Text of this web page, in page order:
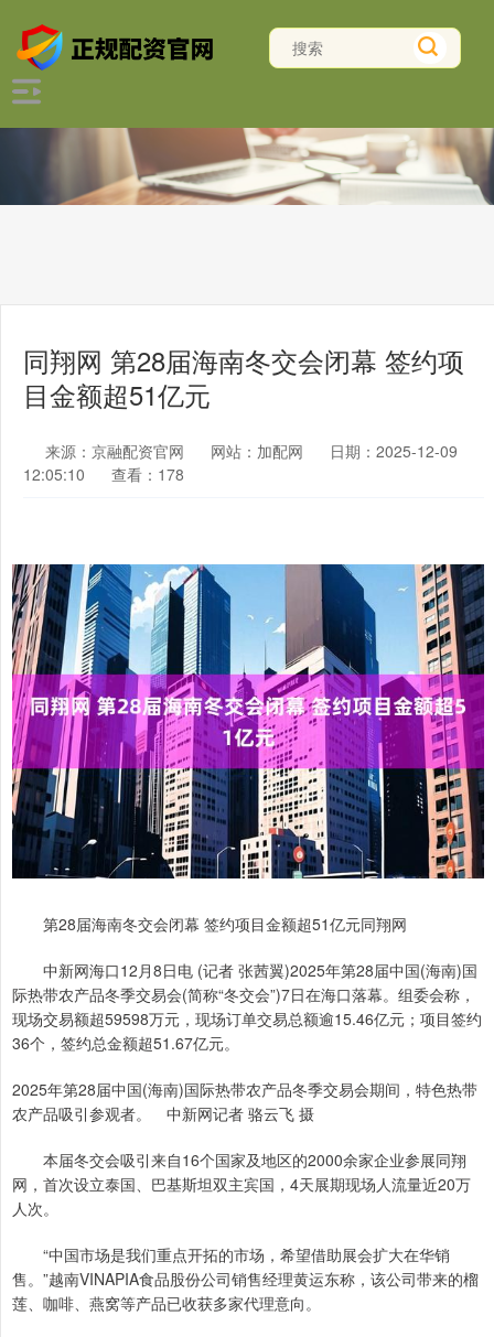
同翔网 第28届海南冬交会闭幕 签约项
目金额超51亿元
来源：京融配资官网 网站：加配网
日期：2025-12-09
12:05:10
查看：178
第28届海南冬交会闭幕 签约项目金额超51亿元同翔网
中新网海口12月8日电 (记者 张茜翼)2025年第28届中国(海南)国
际热带农产品冬季交易会(简称“冬交会”)7日在海口落幕。组委会称，
现场交易额超59598万元，现场订单交易总额逾15.46亿元；项目签约
36个，签约总金额超51.67亿元。
2025年第28届中国(海南)国际热带农产品冬季交易会期间，特色热带
农产品吸引参观者。 中新网记者 骆云飞 摄
本届冬交会吸引来自16个国家及地区的2000余家企业参展同翔
网，首次设立泰国、巴基斯坦双主宾国，4天展期现场人流量近20万
人次。
“中国市场是我们重点开拓的市场，希望借助展会扩大在华销
售。”越南VINAPIA食品股份公司销售经理黄运东称，该公司带来的榴
莲、咖啡、燕窝等产品已收获多家代理意向。